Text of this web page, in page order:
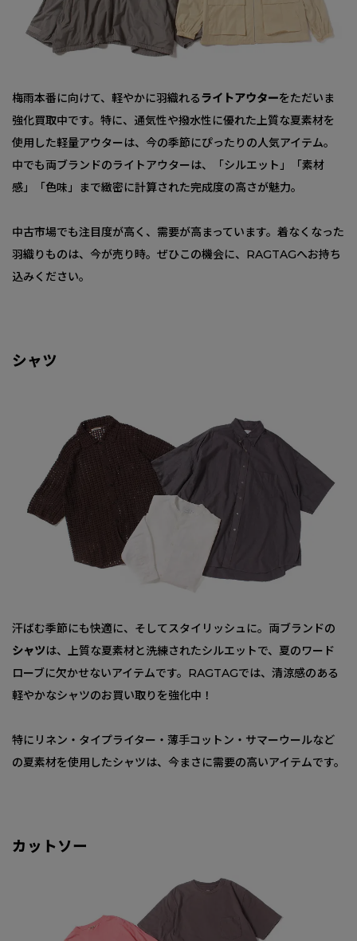
梅雨本番に向けて、軽やかに羽織れるライトアウターをただいま
強化買取中です。特に、通気性や撥水性に優れた上質な夏素材を
使用した軽量アウターは、今の季節にぴったりの人気アイテム。
中でも両ブランドのライトアウターは、「シルエット」「素材
感」「色味」まで緻密に計算された完成度の高さが魅力。
中古市場でも注目度が高く、需要が高まっています。着なくなった
羽織りものは、今が売り時。ぜひこの機会に、RAGTAGへお持ち
込みください。
シャツ
汗ばむ季節にも快適に、そしてスタイリッシュに。両ブランドの
シャツは、上質な夏素材と洗練されたシルエットで、夏のワード
ローブに欠かせないアイテムです。RAGTAGでは、清涼感のある
軽やかなシャツのお買い取りを強化中！
特にリネン・タイプライター・薄手コットン・サマーウールなど
の夏素材を使用したシャツは、今まさに需要の高いアイテムです。
カットソー